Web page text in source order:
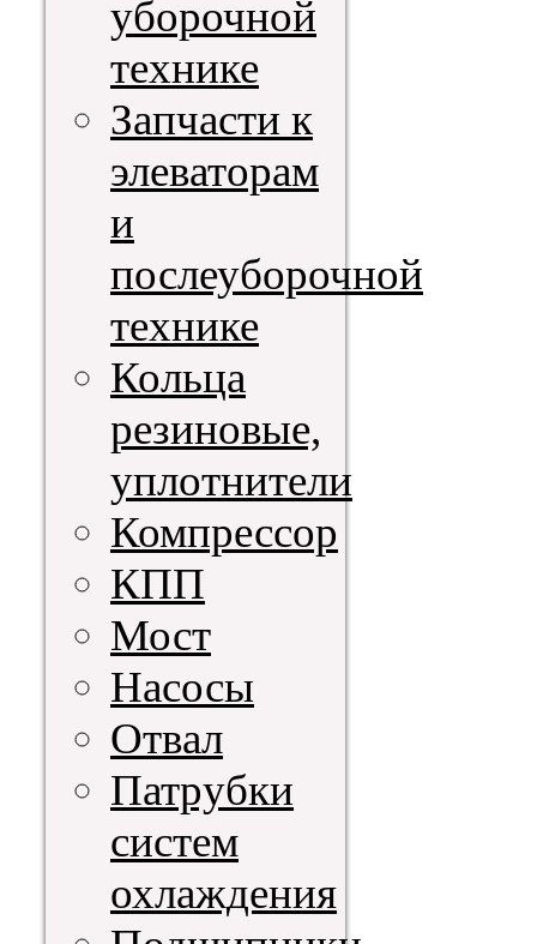
уборочной
технике
Запчасти к
элеваторам
и
послеуборочной
технике
Кольца
резиновые,
уплотнители
Компрессор
КПП
Мост
Насосы
Отвал
Патрубки
систем
охлаждения